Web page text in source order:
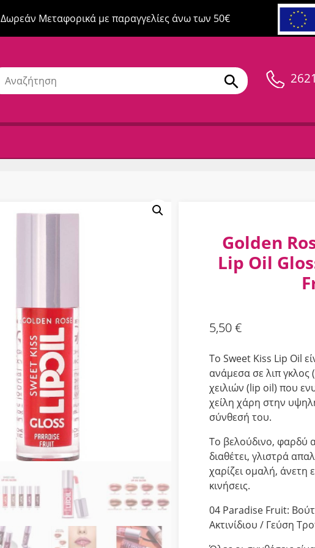
Δωρεάν Μεταφορικά με παραγγελίες άνω των 50€
Golden
Lip Oil
5,50€
Το Sweet Kiss Lip Oil
ανάμεσα σε λιπ γκλος
χειλιών (lip oil) που
χείλη χάρη στην
σύνθεσή του.
Το βελούδινο, φαρδύ
διαθέτει, γλιστρά
χαρίζει ομαλή, άνετη
κινήσεις.
04 Paradise Fruit:
Ακτινίδιου / Γεύση